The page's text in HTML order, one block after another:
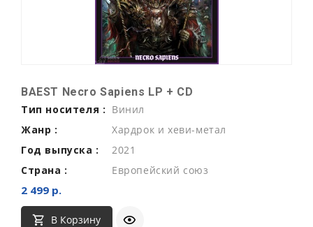
BAEST Necro Sapiens LP + CD
Тип носителя : Винил
Жанр :
Хардрок и хеви-метал
Год выпуска :
2021
Страна :
Европейский союз
2 499 р.
В Корзину